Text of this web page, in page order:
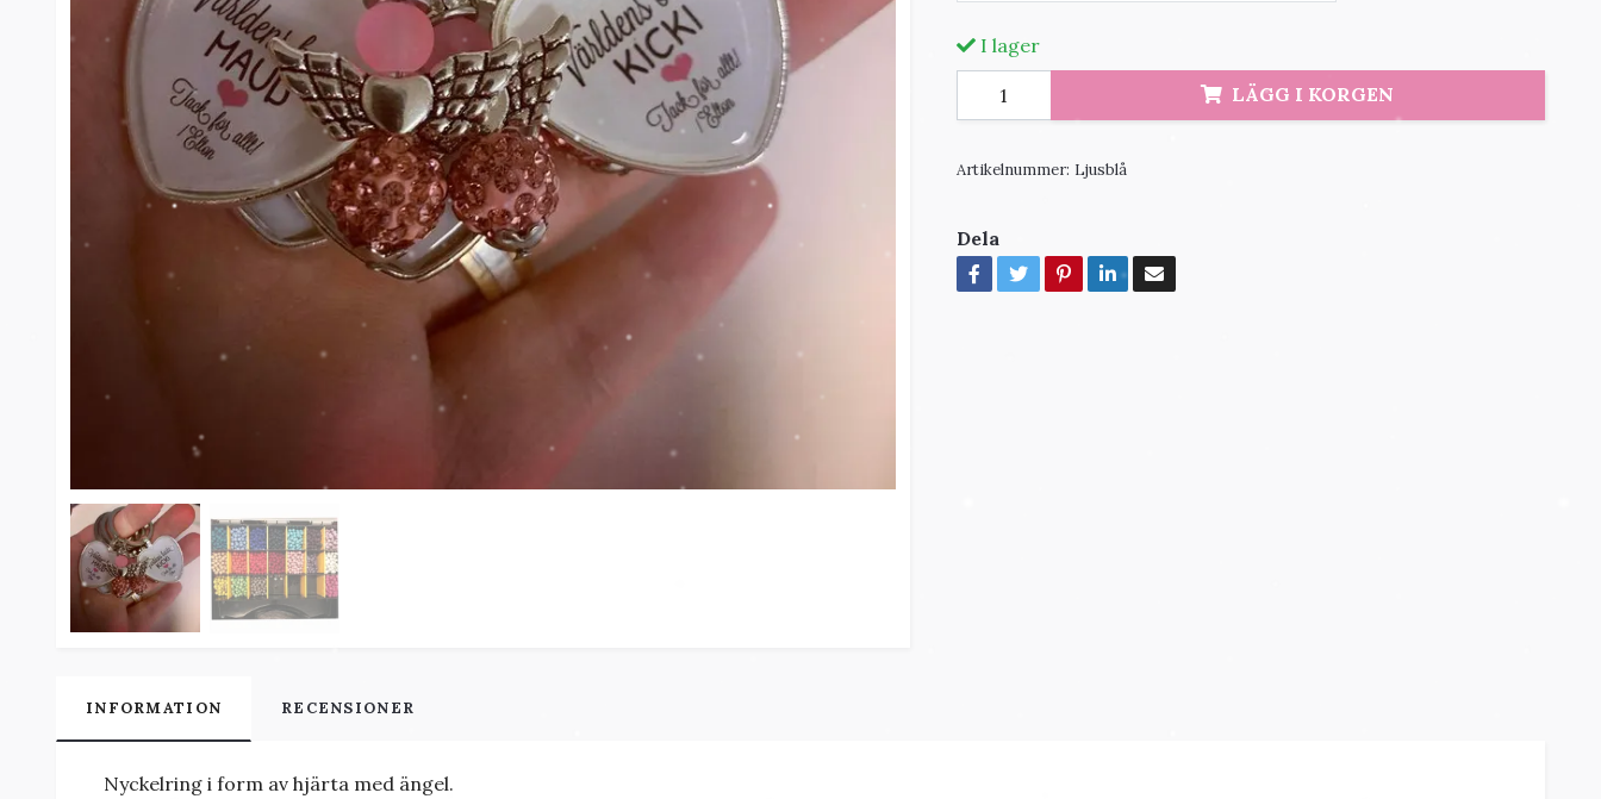
I lager
LÄGG I KORGEN
Artikelnummer: Ljusblå
Dela
INFORMATION RECENSIONER
Nyckelring i form av hjärta med ängel.